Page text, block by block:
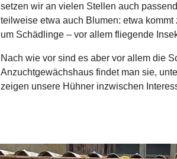
setzen wir an vielen Stellen auch
teilweise etwa auch Blumen: etwa
um Schädlinge – vor allem fliegende
Nach wie vor sind es aber vor allem die
Anzuchtgewächshaus findet man sie,
zeigen unsere Hühner inzwischen